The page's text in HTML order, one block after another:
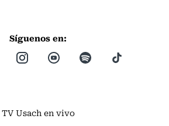
Síguenos en:
TV Usach en vivo